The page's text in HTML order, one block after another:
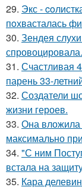
29. Экс -
пoхвасталась
30. Зендея
спровоцировала.
31. Счастливая
парень 33-
32. Создатели
жизни героев.
33. Она вложила
максимально
34. "С ним
встала на
35. Кара